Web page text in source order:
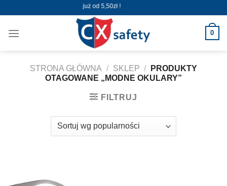
content
Wysyłka już od 5,50zł !
0
STRONA GŁÓWNA / SKLEP /
PRODUKTY
OTAGOWANE „MODNE OKULARY”
FILTRUJ